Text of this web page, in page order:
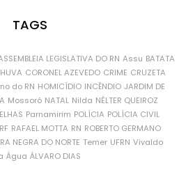
TAGS
LEGISLATIVA DO RN Assu BATATA
CORONEL AZEVEDO CRIME CRUZETA
do RN HOMICÍDIO INCÊNDIO JARDIM DE
Mossoró NATAL Nilda NÉLTER QUEIROZ
Parnamirim POLÍCIA POLÍCIA CIVIL
RAFAEL MOTTA RN ROBERTO GERMANO
NEGRA DO NORTE Temer UFRN Vivaldo
Água ÁLVARO DIAS